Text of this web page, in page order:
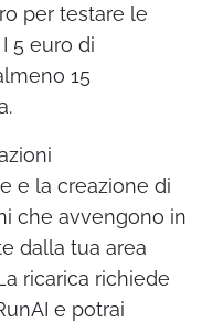
per testare le
5 euro di
15
e la creazione di
che avvengono in
dalla tua area
ricarica richiede
e potrai